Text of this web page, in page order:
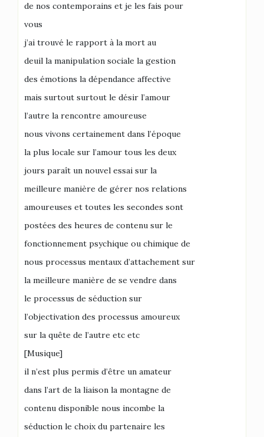
de nos contemporains et je les fais pour
vous
j’ai trouvé le rapport à la mort au
deuil la manipulation sociale la gestion
des émotions la dépendance affective
mais surtout surtout le désir l’amour
l’autre la rencontre amoureuse
nous vivons certainement dans l’époque
la plus locale sur l’amour tous les deux
jours paraît un nouvel essai sur la
meilleure manière de gérer nos relations
amoureuses et toutes les secondes sont
postées des heures de contenu sur le
fonctionnement psychique ou chimique de
nous processus mentaux d’attachement sur
la meilleure manière de se vendre dans
le processus de séduction sur
l’objectivation des processus amoureux
sur la quête de l’autre etc etc
[Musique]
il n’est plus permis d’être un amateur
dans l’art de la liaison la montagne de
contenu disponible nous incombe la
séduction le choix du partenaire les